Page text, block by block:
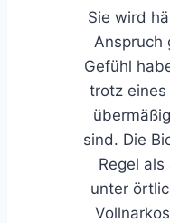
Sie wird
Anspruch
Gefühl
trotz
sind. Die
Regel
unter